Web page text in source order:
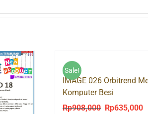
Sale!
IMAGE 026 Orbitrend
Komputer Besi
Rp908,000
Original
Rp635,000